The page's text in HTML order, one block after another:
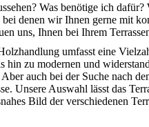
Was benötige ich
denen wir Ihnen gerne mit
uns, Ihnen bei Ihrem
umfasst eine
hin zu modernen und
auch bei der Suche nach
Unsere Auswahl lässt das
Bild der verschiedenen